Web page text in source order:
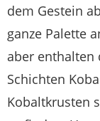
dem Gestein
ganze Palette
aber enthalten
Schichten
Kobaltkrusten